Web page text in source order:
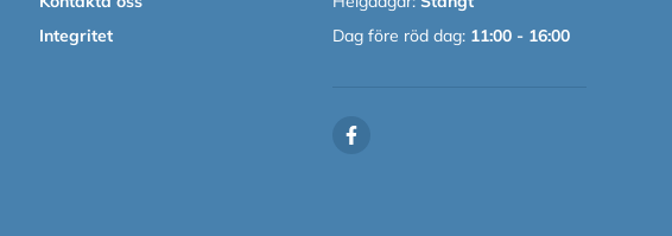
Integritet
Dag före röd dag:11:00 - 16:00